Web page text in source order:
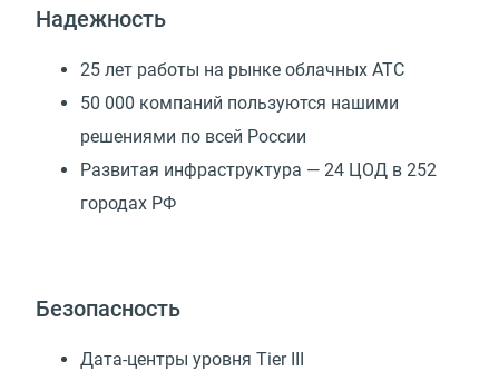
Надежность
25 лет работы на рынке облачных АТС
50 000 компаний пользуются нашими
решениями по всей России
Развитая инфраструктура — 24 ЦОД в 252
городах РФ
Безопасность
Дата-центры уровня Tier III